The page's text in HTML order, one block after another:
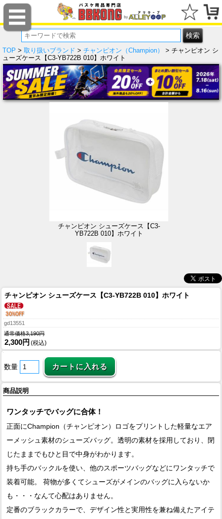
TOP > 取り扱いブランド > チャンピオン（Champion）
> チャンピオン シ
ューズケース【C3-YB722B 010】ホワイト
チャンピオン シューズケース【C3-
YB722B 010】ホワイト
チャンピオン シューズケース【C3-YB722B 010】ホワイト
gd13551
通常価格3,190円
2,300円 (税込)
数量
商品説明
ワンタッチでバッグに合体！
正面にChampion（チャンピオン）ロゴをプリントした軽量なエア
ーメッシュ素材のシューズバッグ。透明の素材を採用しており、閉
じたままでもひと目で中身がわかります。
持ち手のバックルを使い、他のスポーツバッグなどにワンタッチで
装着可能。 荷物が多くてシューズがメインのバッグに入らないか
も・・・なんて心配はありません。
定番のブラックカラーで、デザイン性と実用性を兼ね備えたアイテ